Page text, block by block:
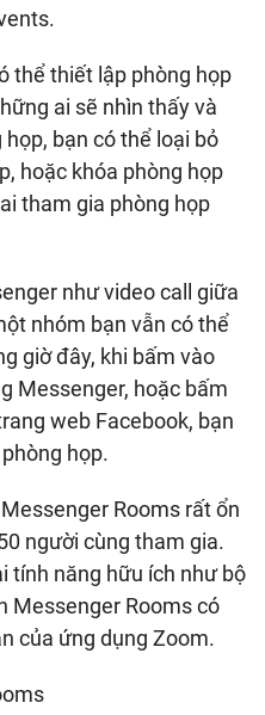
thể thiết lập phòng họp
ai sẽ nhìn thấy và
bạn có thể loại bỏ
hoặc khóa phòng họp
tham gia phòng họp
như video call giữa
nhóm bạn vẫn có thể
giờ đây, khi bấm vào
Messenger, hoặc bấm
web Facebook, bạn
họp.
Rooms rất ổn
người cùng tham gia.
tính năng hữu ích như bộ
Messenger Rooms có
của ứng dụng Zoom.